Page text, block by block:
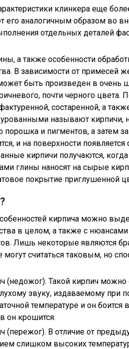
клинкера еще
его аналогичным образом во
отдельных деталей
а также особенности
В зависимости от примесей
быть произведен в очень
почти черного цвета.
состаренной, а
называют кирпичи,
порошка и пигментов, а затем
и на поверхности
кирпичи получаются,
глины наносят на сырые
покрытие приглушенной
кирпича можно
в целом, а также с
Лишь некоторые являются
считаться таковым, но
Такой кирпич можно
звуку, издаваемому при
температуре и он боится
он крошится.
В отличие от
слишком высоких